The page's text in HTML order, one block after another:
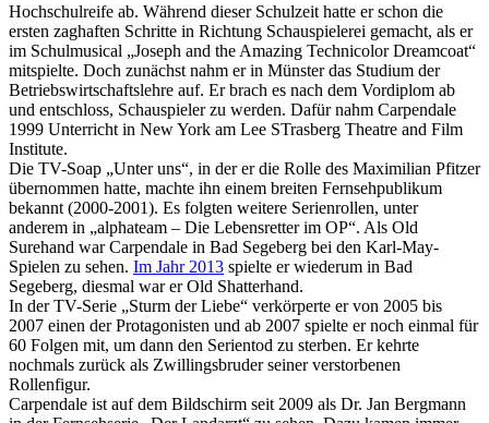
Hochschulreife ab. Während dieser Schulzeit hatte er schon die
ersten zaghaften Schritte in Richtung Schauspielerei gemacht, als er
im Schulmusical „Joseph and the Amazing Technicolor Dreamcoat“
mitspielte. Doch zunächst nahm er in Münster das Studium der
Betriebswirtschaftslehre auf. Er brach es nach dem Vordiplom ab
und entschloss, Schauspieler zu werden. Dafür nahm Carpendale
1999 Unterricht in New York am Lee STrasberg Theatre and Film
Institute.
Die TV-Soap „Unter uns“, in der er die Rolle des Maximilian Pfitzer
übernommen hatte, machte ihn einem breiten Fernsehpublikum
bekannt (2000-2001). Es folgten weitere Serienrollen, unter
anderem in „alphateam – Die Lebensretter im OP“. Als Old
Surehand war Carpendale in Bad Segeberg bei den Karl-May-
Spielen zu sehen. Im Jahr 2013 spielte er wiederum in Bad
Segeberg, diesmal war er Old Shatterhand.
In der TV-Serie „Sturm der Liebe“ verkörperte er von 2005 bis
2007 einen der Protagonisten und ab 2007 spielte er noch einmal für
60 Folgen mit, um dann den Serientod zu sterben. Er kehrte
nochmals zurück als Zwillingsbruder seiner verstorbenen
Rollenfigur.
Carpendale ist auf dem Bildschirm seit 2009 als Dr. Jan Bergmann